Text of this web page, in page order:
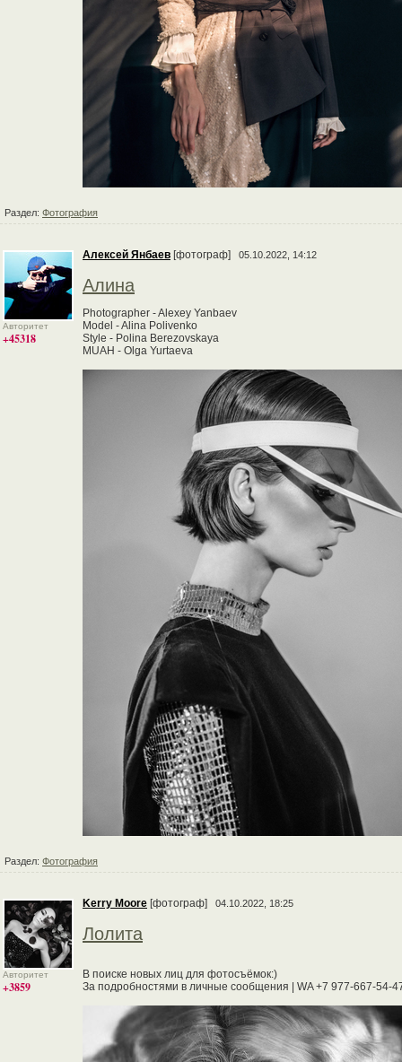
Раздел: Фотография
Авторитет
+45318
Алексей Янбаев [фотограф] 05.10.2022, 14:12
Алина
Photographer - Alexey Yanbaev
Model - Alina Polivenko
Style - Polina Berezovskaya
MUAH - Olga Yurtaeva
Раздел: Фотография
Авторитет
+3859
Kerry Moore [фотограф] 04.10.2022, 18:25
Лолита
В поиске новых лиц для фотосъёмок:)
За подробностями в личные сообщения | WA +7 977-667-54-